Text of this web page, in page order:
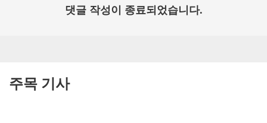
댓글 작성이 종료되었습니다.
주목 기사